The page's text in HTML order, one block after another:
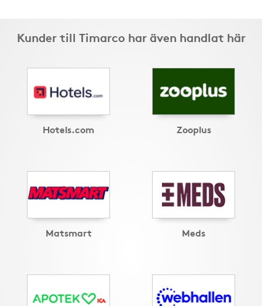
Kunder till Timarco har även handlat här
Hotels.com Zooplus
Matsmart Meds